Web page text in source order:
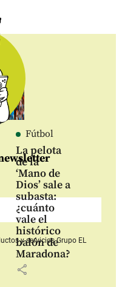
Fútbol
La pelota
de la
‘Mano de
Dios’ sale a
subasta:
¿cuánto
vale el
histórico
balón de
Maradona?
share
y serviciosGrupo EL